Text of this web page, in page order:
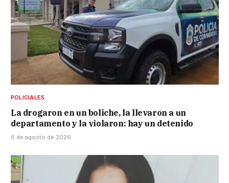
POLICIALES
La drogaron en un boliche, la llevaron a un
departamento y la violaron: hay un detenido
6 de agosto de 2026